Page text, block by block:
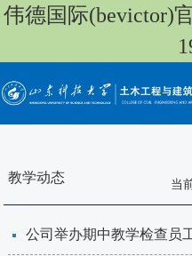
伟德国际(bevictor)
教学动态 当
公司举办期中教学检查员